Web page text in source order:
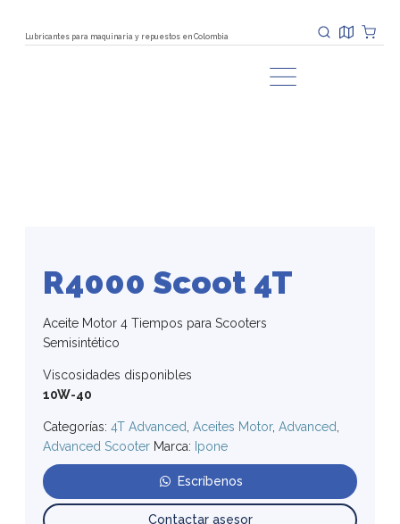
Lubricantes para maquinaria y repuestos en Colombia
R4000 Scoot 4T
Aceite Motor 4 Tiempos para Scooters
Semisintético
Viscosidades disponibles
10W-40
Categorías: 4T Advanced Aceites Motor, Advanced
Advanced Scooter Marca: Ipone
Escríbenos
Contactar asesor